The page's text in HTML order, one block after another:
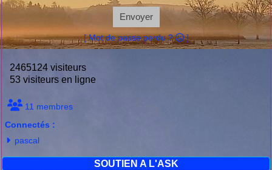
Envoyer
[ Mot de passe perdu ? ]
2465124 visiteurs
53 visiteurs en ligne
11 membres
Connectés :
pascal
SOUTIEN A L'ASK